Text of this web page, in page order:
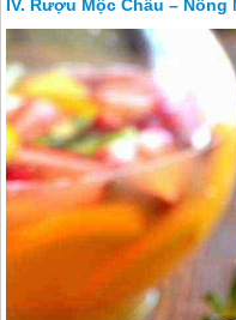
Rượu Mộc Châu – Nồng